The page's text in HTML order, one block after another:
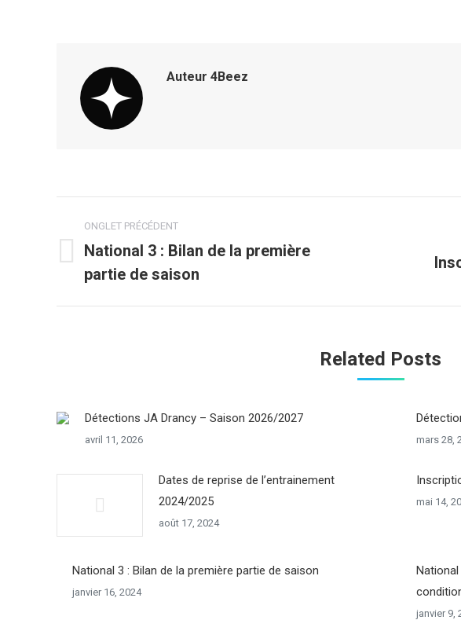
Auteur 4Beez
Navigation
de
commentaire
ONGLET PRÉCÉDENT
Onglet
précédent
National 3 : Bilan de la première
partie de saison
Related Posts
Détections JA Drancy – Saison 2026/2027
avril 11, 2026 mars 28,
Dates de reprise de l’entrainement
2024/2025
août 17, 2024
mai 14,
National 3 : Bilan de la première partie de saison
janvier 16, 2024
janvier 9,